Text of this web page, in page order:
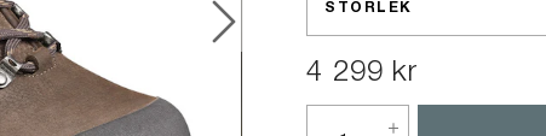
STORLEK
4 299 kr